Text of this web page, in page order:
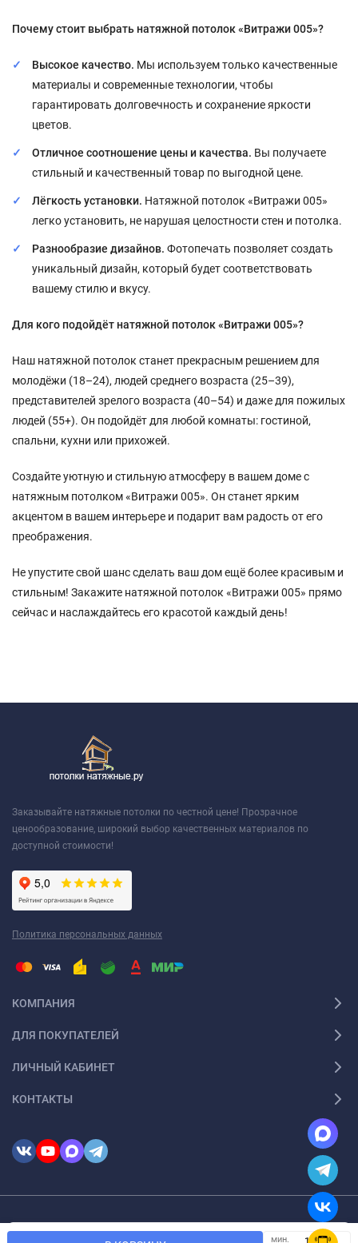
мин.
Почему стоит выбрать натяжной потолок «Витражи 005»?
Высокое качество. Мы используем только качественные
материалы и современные технологии, чтобы
гарантировать долговечность и сохранение яркости
цветов.
Отличное соотношение цены и качества. Вы получаете
стильный и качественный товар по выгодной цене.
Лёгкость установки. Натяжной потолок «Витражи 005»
легко установить, не нарушая целостности стен и потолка.
Разнообразие дизайнов. Фотопечать позволяет создать
уникальный дизайн, который будет соответствовать
вашему стилю и вкусу.
Для кого подойдёт натяжной потолок «Витражи 005»?
Наш натяжной потолок станет прекрасным решением для
молодёжи (18–24), людей среднего возраста (25–39),
представителей зрелого возраста (40–54) и даже для пожилых
людей (55+). Он подойдёт для любой комнаты: гостиной,
спальни, кухни или прихожей.
Создайте уютную и стильную атмосферу в вашем доме с
натяжным потолком «Витражи 005». Он станет ярким
акцентом в вашем интерьере и подарит вам радость от его
преображения.
Не упустите свой шанс сделать ваш дом ещё более красивым и
стильным! Закажите натяжной потолок «Витражи 005» прямо
сейчас и наслаждайтесь его красотой каждый день!
Заказывайте натяжные потолки по честной цене! Прозрачное
ценообразование, широкий выбор качественных материалов по
доступной стоимости!
Политика персональных данных
КОМПАНИЯ
ДЛЯ ПОКУПАТЕЛЕЙ
ЛИЧНЫЙ КАБИНЕТ
КОНТАКТЫ
Мы используем файлы cookie, чтобы сайт был лучше для